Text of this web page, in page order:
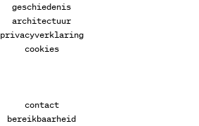
geschiedenis
architectuur
privacyverklaring
cookies
contact
bereikbaarheid